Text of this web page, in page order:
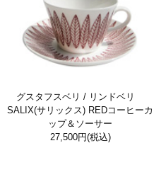
グスタフスベリ / リンドベリ
SALIX(サリックス) REDコーヒーカ
ップ＆ソーサー
27,500円(税込)